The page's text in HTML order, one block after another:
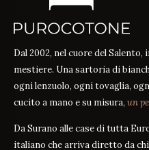
Dal 2002, nel cuore del
mestiere. Una sartoria di
ogni lenzuolo, ogni tovaglia,
cucito a mano e su misura, un
Da Surano alle case di tutta
italiano che arriva diretto da